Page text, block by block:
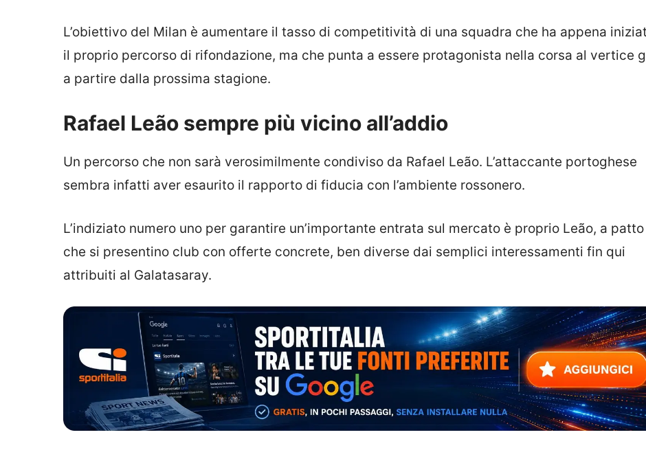
L’obiettivo del Milan è aumentare il tasso di competitività di una squadra che ha appena
il proprio percorso di rifondazione, ma che punta a essere protagonista nella corsa al vertice
a partire dalla prossima stagione.
Rafael Leão sempre più vicino all’addio
Un percorso che non sarà verosimilmente condiviso da Rafael Leão. L’attaccante portoghese
sembra infatti aver esaurito il rapporto di fiducia con l’ambiente rossonero.
L’indiziato numero uno per garantire un’importante entrata sul mercato è proprio Leão, a patto
che si presentino club con offerte concrete, ben diverse dai semplici interessamenti fin qui
attribuiti al Galatasaray.